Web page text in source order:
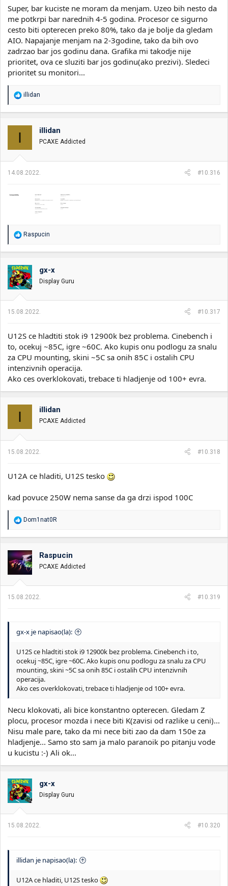
add-support-for-13th-gen-raptor-lake-cpus/
https://www.pcgamer.com/next-gen-core-i9-13900k-tested-
against-core-i9-12900k/
Super, bar kuciste ne moram da menjam. Uzeo bih nesto da
me potkrpi bar narednih 4-5 godina. Procesor ce sigurno
cesto biti opterecen preko 80%, tako da je bolje da gledam
AIO. Napajanje menjam na 2-3godine, tako da bih ovo
zadrzao bar jos godinu dana. Grafika mi takodje nije
prioritet, ova ce sluziti bar jos godinu(ako prezivi). Sledeci
prioritet su monitori...
R
a
o
n
:
illidan
I illidan
PCAXE Addicted
14.08.2022. #10.316
R
o
v
a
n
:
Raspucin
gx-x
Display Guru
15.08.2022. #10.317
U12S ce hladtiti stok i9 12900k bez problema. Cinebench i
to, ocekuj ~85C, igre ~60C. Ako kupis onu podlogu za snalu
za CPU mounting, skini ~5C sa onih 85C i ostalih CPU
intenzivnih operacija.
Ako ces overklokovati, trebace ti hladjenje od 100+ evra.
I illidan
PCAXE Addicted
15.08.2022. #10.318
U12A ce hladiti, U12S tesko
kad povuce 250W nema sanse da ga drzi ispod 100C
R
o
v
a
n
:
Dom1nat0R
Raspucin
PCAXE Addicted
15.08.2022. #10.319
gx-x je napisao(la):
U12S ce hladtiti stok i9 12900k bez problema. Cinebench i to,
ocekuj ~85C, igre ~60C. Ako kupis onu podlogu za snalu za CPU
mounting, skini ~5C sa onih 85C i ostalih CPU intenzivnih
operacija.
Ako ces overklokovati, trebace ti hladjenje od 100+ evra.
Necu klokovati, ali bice konstantno opterecen. Gledam Z
plocu, procesor mozda i nece biti K(zavisi od razlike u ceni)...
Nisu male pare, tako da mi nece biti zao da dam 150e za
hladjenje... Samo sto sam ja malo paranoik po pitanju vode
u kucistu :-) Ali ok...
gx-x
Display Guru
15.08.2022. #10.320
illidan je napisao(la):
U12A ce hladiti, U12S tesko